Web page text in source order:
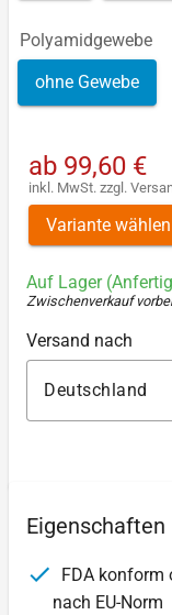
Polyamidgewebe
ohne Gewebe
ab 99,60 €
inkl. MwSt. zzgl.
Variante wählen
Auf Lager
Zwischenverkauf
Versand nach
Deutschland
Eigenschaften
FDA konform
nach EU-Norm